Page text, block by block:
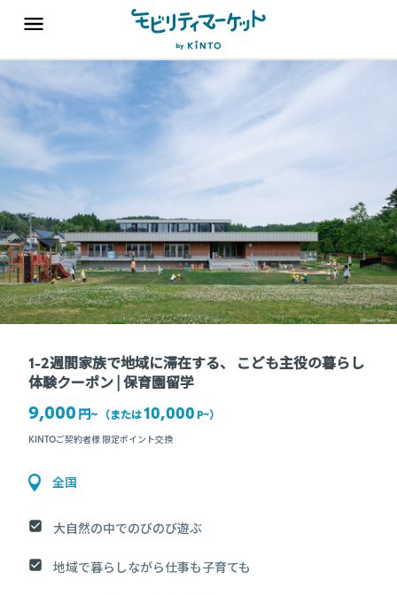
1-2週間家族で地域に滞在する、 こども主役の暮らし
体験クーポン | 保育園留学
9,000 円~ （または10,000 P~）
KINTOご契約者様 限定ポイント交換
全国
大自然の中でのびのび遊ぶ
地域で暮らしながら仕事も子育ても